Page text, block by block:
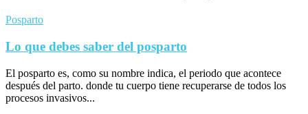
Posparto
Lo que debes saber del posparto
El posparto es, como su nombre indica, el periodo que acontece
después del parto. donde tu cuerpo tiene recuperarse de todos los
procesos invasivos...